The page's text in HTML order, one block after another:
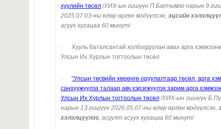
хуулийн төсөл /УИХ-ын гишүүн П.Батчимэг нарын 9
2025.07.03-ны өдөр өргөн мэдүүлсэн, эцсийн
асуух хугацаа 60 минут/
· Хууль баталсантай холбогдуулан авах арга
Улсын Их Хурлын тогтоолын төсөл
· “Улсын төсвийн хөрөнгө оруулалтаар төсөл, арга
санхүүжүүлэх талаар авч хэрэгжүүлэх зарим арга
Улсын Их Хурлын тогтоолын төсөл /УИХ-ын гишүүн
нарын 1З гишүүн 2026.05.07-ны өдөр өргөн мэдүүлсэн,
хэлэлцүүлэг асуулт асуух хугацаа 60 минут/